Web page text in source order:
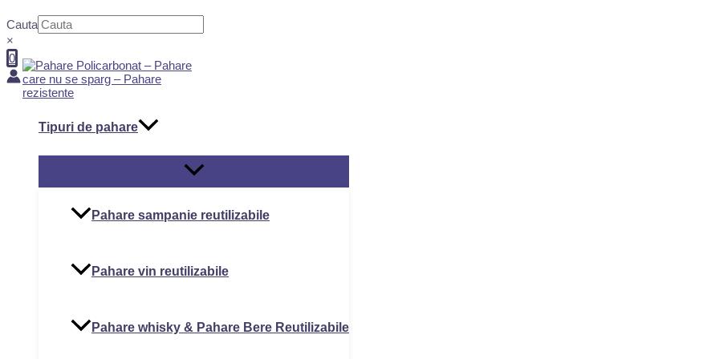
to
content
Cauta
×
0
Tipuri de pahare
MENU
TOGGLE
Pahare sampanie reutilizabile
Pahare vin reutilizabile
Pahare whisky & Pahare Bere Reutilizabile